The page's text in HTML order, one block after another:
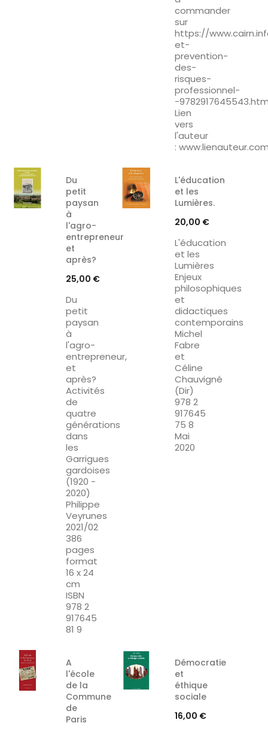
commander
sur
https://
et-
prevention-
des-
risques-
professionnel-
-
Lien
vers
l'auteur
:
Du
petit
paysan
à
l'agro-
entrepreneur
et
après?
Prix
25,00 €
Du
petit
paysan
à
l'agro-
entrepreneur,
et
après?
Activités
de
quatre
générations
dans
les
Garrigues
gardoises
(1920 -
2020)
Philippe
Veyrunes
2021/02
386
pages
format
16 x 24
cm
ISBN
978 2
917645
81 9
L'éducation
et les
Lumières.
Prix
20,00 €
L'éducation
et les
Lumières
Enjeux
philosophiques
et
didactiques
contemporains
Michel
Fabre
et
Céline
Chauvigné
(Dir)
978 2
917645
75 8
Mai
2020
A
l'école
de la
Commune
de
Paris
Démocratie
et
éthique
sociale
Prix
16,00 €